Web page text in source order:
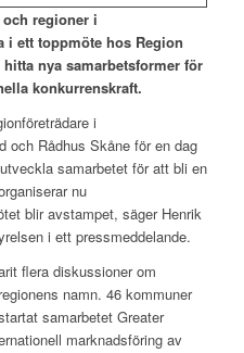
regioner i
i ett toppmöte hos Region
nya samarbetsformer för
konkurrenskraft.
i
och Rådhus Skåne för en dag
samarbetet för att bli en
nu
blir avstampet, säger Henrik
i ett pressmeddelande.
flera diskussioner om
namn. 46 kommuner
samarbetet Greater
marknadsföring av